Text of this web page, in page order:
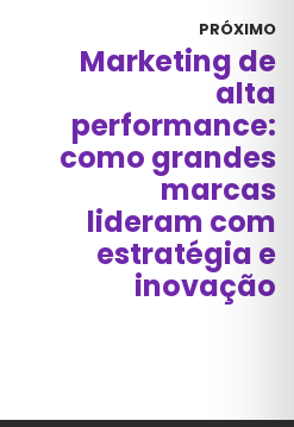
PRÓXIMO
Marketing de
alta
performance:
como grandes
marcas
lideram com
estratégia e
inovação